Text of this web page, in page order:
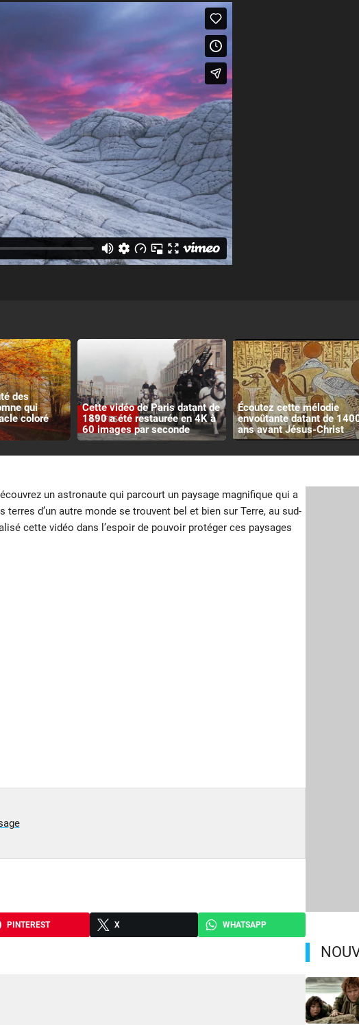
des
qui
coloré
Cette vidéo de Paris datant de
1890 a été restaurée en 4K à
60 images par seconde
Écoutez cette mélodie
envoûtante datant de
ans avant Jésus-Christ
un astronaute qui parcourt un paysage magnifique qui a
terres d’un autre monde se trouvent bel et bien sur Terre, au sud-
cette vidéo dans l’espoir de pouvoir protéger ces paysages
PINTEREST X WHATSAPP